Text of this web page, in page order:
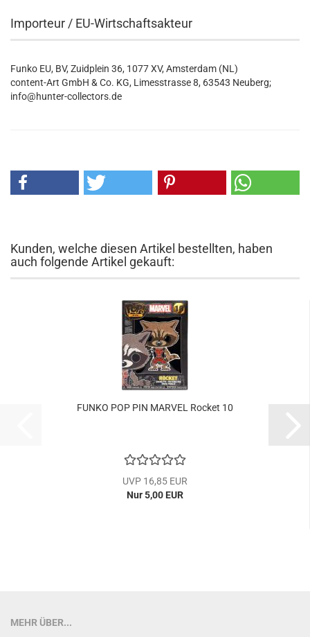
Importeur / EU-Wirtschaftsakteur
Funko EU, BV, Zuidplein 36, 1077 XV, Amsterdam (NL)
content-Art GmbH & Co. KG, Limesstrasse 8, 63543 Neuberg;
info@hunter-collectors.de
Kunden, welche diesen Artikel bestellten, haben
auch folgende Artikel gekauft:
FUNKO POP PIN MAR­VEL Ro­cket 10
UVP 16,85 EUR
Nur 5,00 EUR
MEHR ÜBER...